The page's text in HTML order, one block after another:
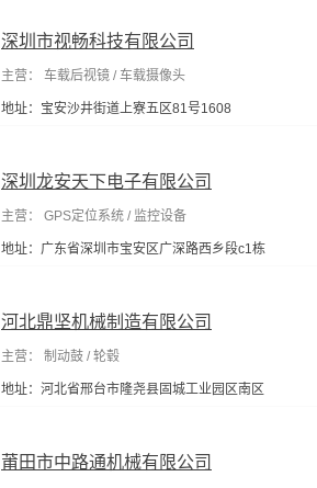
深圳市视畅科技有限公司
主营： 车载后视镜 / 车载摄像头
地址：宝安沙井街道上寮五区81号1608
深圳龙安天下电子有限公司
主营： GPS定位系统 / 监控设备
地址：广东省深圳市宝安区广深路西乡段c1栋
河北鼎坚机械制造有限公司
主营： 制动鼓 / 轮毂
地址：河北省邢台市隆尧县固城工业园区南区
莆田市中路通机械有限公司